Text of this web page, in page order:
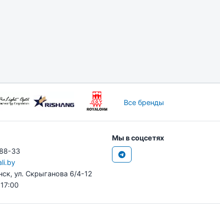
Все бренды
33
ул. Скрыганова 6/4-12
Мы в соцсетях